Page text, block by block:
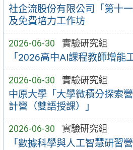
社企流股份有限公司「第十
及免費培力工作坊
2026-06-30 實驗研究組
「2026高中AI課程教師增能
2026-06-30 實驗研究組
中原大學「大學微積分探索
計營（雙語授課）」
2026-06-30 實驗研究組
「數據科學與人工智慧研習營